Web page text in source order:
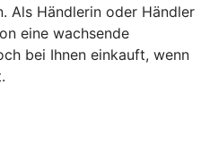
Als Händlerin oder Händler
eine wachsende
bei Ihnen einkauft, wenn